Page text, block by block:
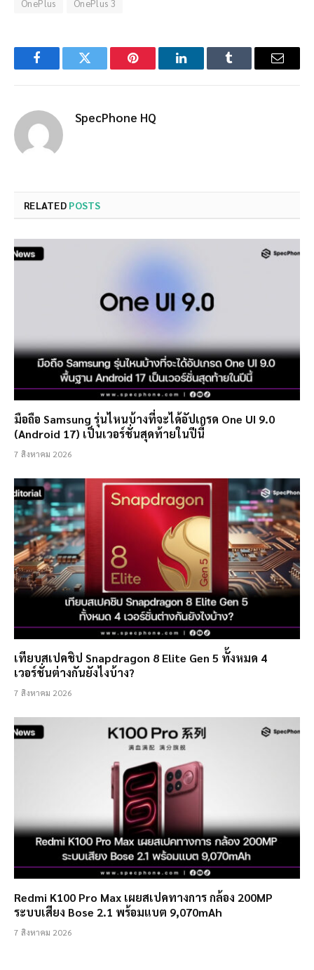
OnePlus OnePlus 3
FacebookTwitter Pinterest LinkedInTumblr Email
SpecPhone HQ
RELATED POSTS
มือถือ Samsung รุ่นไหนบ้างที่จะได้อัปเกรด One UI 9.0
(Android 17) เป็นเวอร์ชั่นสุดท้ายในปีนี้
7 สิงหาคม 2026
เทียบสเปคชิป Snapdragon 8 Elite Gen 5 ทั้งหมด 4
เวอร์ชั่นต่างกันยังไงบ้าง?
7 สิงหาคม 2026
Redmi K100 Pro Max เผยสเปคทางการ กล้อง 200MP
ระบบเสียง Bose 2.1 พร้อมแบต 9,070mAh
7 สิงหาคม 2026